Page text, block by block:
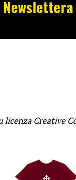
Newslettera
licenza Creative